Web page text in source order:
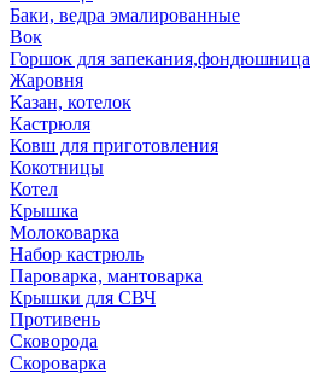
Баки, ведра эмалированные
Вок
Горшок для запекания,фондюшница
Жаровня
Казан, котелок
Кастрюля
Ковш для приготовления
Кокотницы
Котел
Крышка
Молоковарка
Набор кастрюль
Пароварка, мантоварка
Крышки для СВЧ
Противень
Сковорода
Скороварка